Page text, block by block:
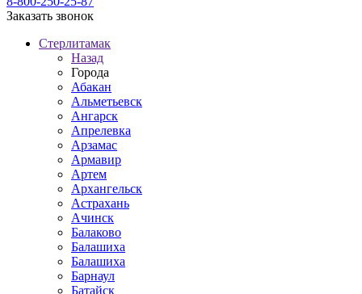
Заказать звонок
Стерлитамак
Назад
Города
Абакан
Альметьевск
Ангарск
Апрелевка
Арзамас
Армавир
Артем
Архангельск
Астрахань
Ачинск
Балаково
Балашиха
Балашиха
Барнаул
Батайск